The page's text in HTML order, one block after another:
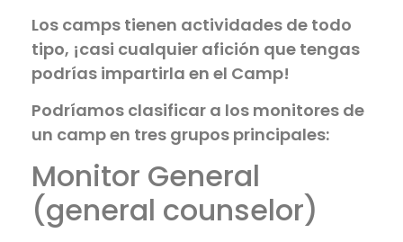
Los camps tienen actividades de todo
tipo, ¡casi cualquier afición que tengas
podrías impartirla en el Camp!
Podríamos clasificar a los monitores de
un camp en tres grupos principales:
Monitor General
(general counselor)